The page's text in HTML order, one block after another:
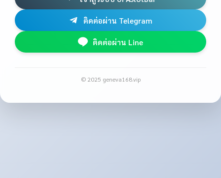
ติดต่อผ่าน Telegram
ติดต่อผ่าน Line
© 2025 geneva168.vip